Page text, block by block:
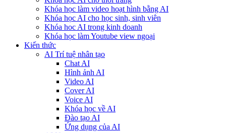
Khóa học làm video hoạt hình bằng AI
Khóa học AI cho học sinh, sinh viên
Khóa hoc AI trong kinh doanh
Khóa học làm Youtube view ngoại
Kiến thức
AI Trí tuệ nhân tạo
Chat AI
Hình ảnh AI
Video AI
Cover AI
Voice AI
Khóa học về AI
Đào tạo AI
Ứng dụng của AI